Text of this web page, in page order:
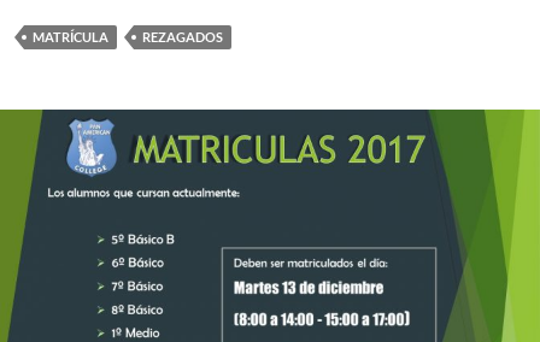
MATRÍCULA REZAGADOS